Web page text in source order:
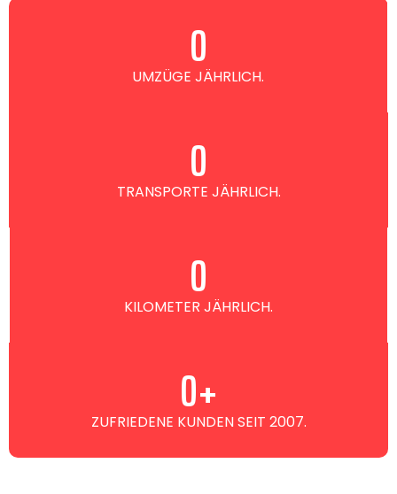
UMZÜGE JÄHRLICH.
0
TRANSPORTE JÄHRLICH.
0
KILOMETER JÄHRLICH.
0
ZUFRIEDENE KUNDEN SEIT 2007.
0+